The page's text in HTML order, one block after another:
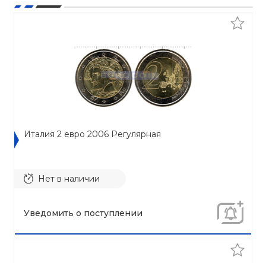
Италия 2 евро 2006 Регулярная
Нет в наличии
Уведомить о поступлении